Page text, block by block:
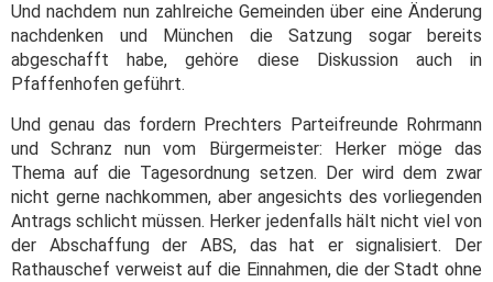
Und nachdem nun zahlreiche Gemeinden über eine Änderung
nachdenken und München die Satzung sogar bereits
abgeschafft habe, gehöre diese Diskussion auch in
Pfaffenhofen geführt.
Und genau das fordern Prechters Parteifreunde Rohrmann
und Schranz nun vom Bürgermeister: Herker möge das
Thema auf die Tagesordnung setzen. Der wird dem zwar
nicht gerne nachkommen, aber angesichts des vorliegenden
Antrags schlicht müssen. Herker jedenfalls hält nicht viel von
der Abschaffung der ABS, das hat er signalisiert. Der
Rathauschef verweist auf die Einnahmen, die der Stadt ohne